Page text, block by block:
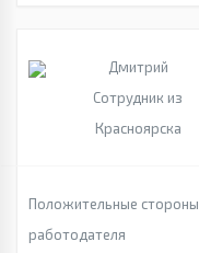
Дмитрий
Сотрудник из
Красноярска
Положительные стороны
работодателя